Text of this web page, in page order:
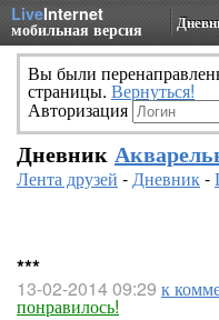
LiveInternet
мобильная версия
Вы были
страницы. Вернуться!
Авторизация
Дневник
Лента друзей -Дневник-
***
13-02-2014 09:29 к
понравилось!